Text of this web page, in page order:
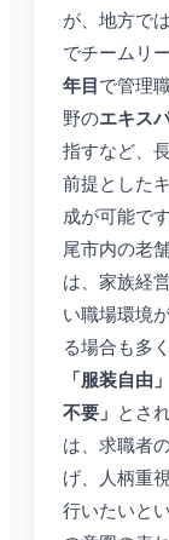
が、地方では
でチームリ
年目 で管理
野のエキス
指すなど、
前提とした
成が可能で
尾市内の老
は、家族経
い職場環境
る場合も多
「服装自由
不要」
とさ
は、求職者
げ、人柄重
行いたいと